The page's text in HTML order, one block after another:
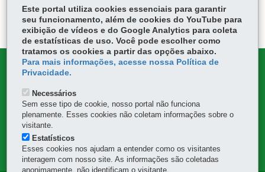
ok
itt
er
Ap
p
MAPA DO SITE
DENUNCIE CORRUPÇÃO
OUVIDORIA
Este portal utiliza cookies essenciais para garantir
seu funcionamento, além de cookies do YouTube para
exibição de vídeos e do Google Analytics para coleta
de estatísticas de uso. Você pode escolher como
tratamos os cookies a partir das opções abaixo.
Para mais informações, acesse nossa Política de
Privacidade.
Necessários
Sem esse tipo de cookie, nosso portal não funciona
plenamente. Esses cookies não coletam informações sobre o
visitante.
Estatísticos
Esses cookies nos ajudam a entender como os visitantes
interagem com nosso site. As informações são coletadas
anonimamente, não identificam o visitante.